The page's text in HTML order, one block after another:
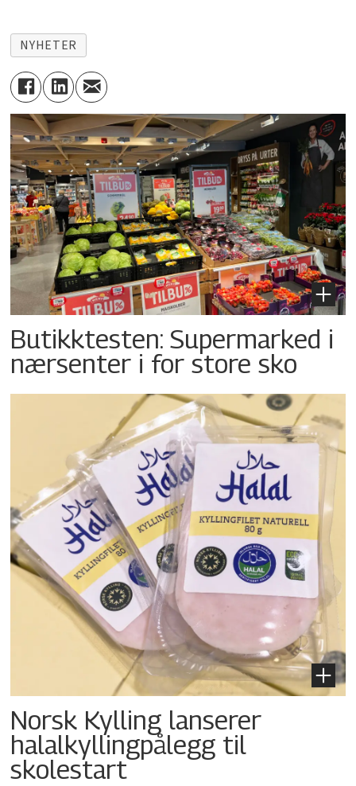
NYHETER
Butikktesten: Supermarked i
nærsenter i for store sko
Norsk Kylling lanserer
halalkylling­pålegg til
skolestart